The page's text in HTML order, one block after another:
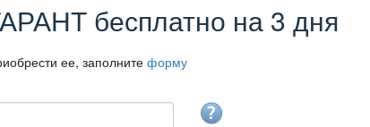
бесплатно на 3 дня
ее, заполните форму